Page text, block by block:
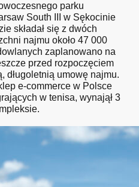
parku
South III w Sękocinie
składał się z dwóch
najmu około 47 000
zaplanowano na
przed rozpoczęciem
długoletnią umowę najmu.
e-commerce w Polsce
w tenisa, wynajął 3